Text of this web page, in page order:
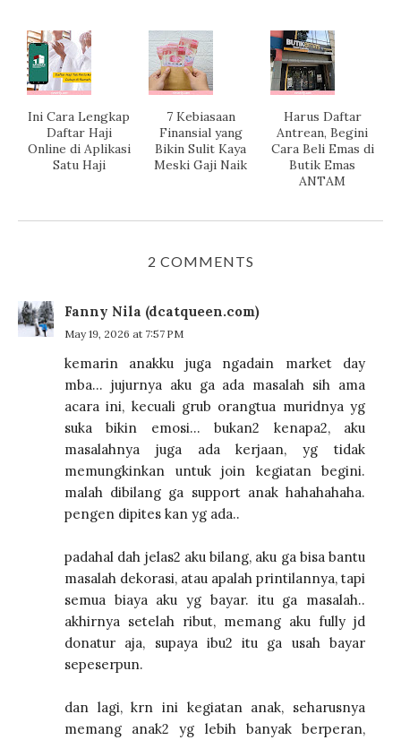
Ini Cara Lengkap
Daftar Haji
Online di Aplikasi
Satu Haji
7 Kebiasaan
Finansial yang
Bikin Sulit Kaya
Meski Gaji Naik
Harus Daftar
Antrean, Begini
Cara Beli Emas di
Butik Emas
ANTAM
2 COMMENTS
Fanny Nila (dcatqueen.com)
May 19, 2026 at 7:57 PM
kemarin anakku juga ngadain market day
mba... jujurnya aku ga ada masalah sih ama
acara ini, kecuali grub orangtua muridnya yg
suka bikin emosi... bukan2 kenapa2, aku
masalahnya juga ada kerjaan, yg tidak
memungkinkan untuk join kegiatan begini.
malah dibilang ga support anak hahahahaha.
pengen dipites kan yg ada..
padahal dah jelas2 aku bilang, aku ga bisa bantu
masalah dekorasi, atau apalah printilannya, tapi
semua biaya aku yg bayar. itu ga masalah..
akhirnya setelah ribut, memang aku fully jd
donatur aja, supaya ibu2 itu ga usah bayar
sepeserpun.
dan lagi, krn ini kegiatan anak, seharusnya
memang anak2 yg lebih banyak berperan,